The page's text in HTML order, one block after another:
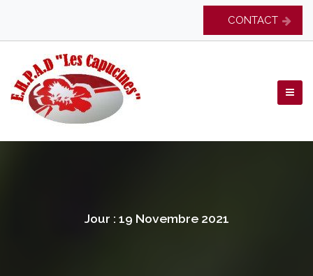
content
CONTACT
EHPAD Les Capucines
Jour : 19 Novembre 2021